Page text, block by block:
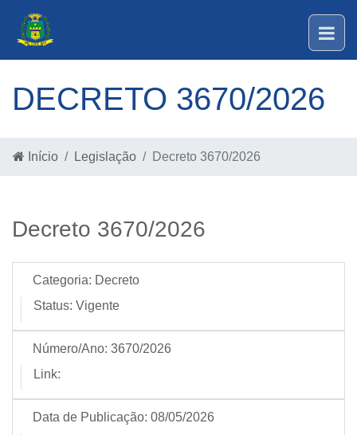
DECRETO 3670/2026
Início Legislação Decreto 3670/2026
Decreto 3670/2026
Categoria: Decreto
Status: Vigente
Número/Ano: 3670/2026
Link:
Data de Publicação: 08/05/2026